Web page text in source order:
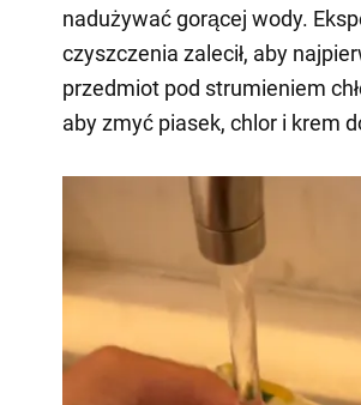
nadużywać gorącej wody.
czyszczenia zalecił, aby
przedmiot pod strumieniem
aby zmyć piasek, chlor i krem